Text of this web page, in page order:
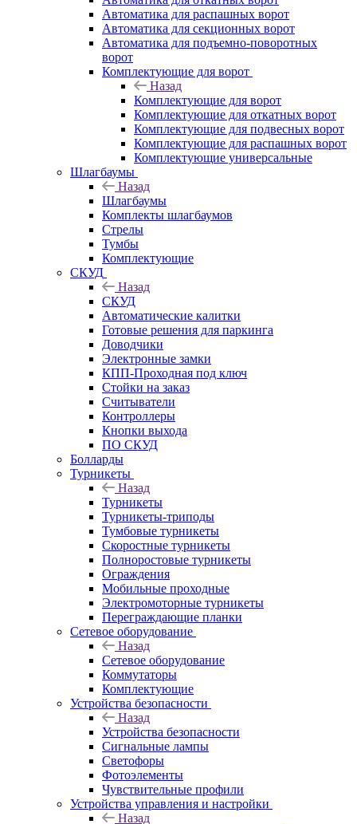
Автоматика для распашных ворот
Автоматика для секционных ворот
Автоматика для подъемно-поворотных
ворот
Комплектующие для ворот
Назад
Комплектующие для ворот
Комплектующие для откатных ворот
Комплектующие для подвесных ворот
Комплектующие для распашных ворот
Комплектующие универсальные
Шлагбаумы
Назад
Шлагбаумы
Комплекты шлагбаумов
Стрелы
Тумбы
Комплектующие
СКУД
Назад
СКУД
Автоматические калитки
Готовые решения для паркинга
Доводчики
Электронные замки
КПП-Проходная под ключ
Стойки на заказ
Считыватели
Контроллеры
Кнопки выхода
ПО СКУД
Болларды
Турникеты
Назад
Турникеты
Турникеты-триподы
Тумбовые турникеты
Скоростные турникеты
Полноростовые турникеты
Ограждения
Мобильные проходные
Электромоторные турникеты
Переграждающие планки
Сетевое оборудование
Назад
Сетевое оборудование
Коммутаторы
Комплектующие
Устройства безопасности
Назад
Устройства безопасности
Сигнальные лампы
Светофоры
Фотоэлементы
Чувствительные профили
Устройства управления и настройки
Назад